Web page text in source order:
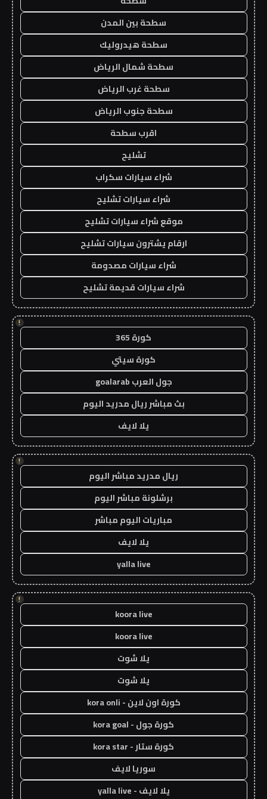
سطحة بين المدن
سطحة هيدروليك
سطحة شمال الرياض
سطحة غرب الرياض
سطحة جنوب الرياض
اقرب سطحة
تشليح
شراء سيارات سكراب
شراء سيارات تشليح
موقع شراء سيارات تشليح
ارقام يشترون سيارات تشليح
شراء سيارات مصدومة
شراء سيارات قديمة تشليح
!
كورة 365
كورة سيتي
جول العرب goalarab
بث مباشر ريال مدريد اليوم
يلا لايف
!
ريال مدريد مباشر اليوم
برشلونة مباشر اليوم
مباريات اليوم مباشر
يلا لايف
yalla live
!
koora live
koora live
يلا شوت
يلا شوت
كورة اون لاين - kora onli
كورة جول - kora goal
كورة ستار - kora star
سوريا لايف
يلا لايف - yalla live